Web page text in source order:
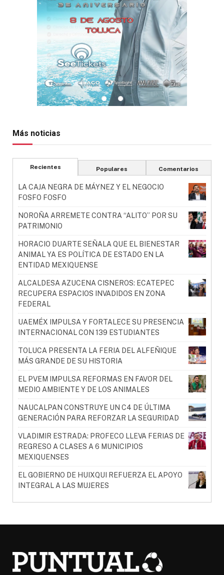
Más noticias
Recientes Populares Comentarios
LA CAJA NEGRA DE MÁYNEZ Y EL NEGOCIO
FOSFO FOSFO
NOROÑA ARREMETE CONTRA “ALITO” POR SU
PATRIMONIO
HORACIO DUARTE SEÑALA QUE EL BIENESTAR
ANIMAL YA ES POLÍTICA DE ESTADO EN LA
ENTIDAD MEXIQUENSE
ALCALDESA AZUCENA CISNEROS: ECATEPEC
RECUPERA ESPACIOS INVADIDOS EN ZONA
FEDERAL
UAEMÉX IMPULSA Y FORTALECE SU PRESENCIA
INTERNACIONAL CON 139 ESTUDIANTES
TOLUCA PRESENTA LA FERIA DEL ALFEÑIQUE
MÁS GRANDE DE SU HISTORIA
EL PVEM IMPULSA REFORMAS EN FAVOR DEL
MEDIO AMBIENTE Y DE LOS ANIMALES
NAUCALPAN CONSTRUYE UN C4 DE ÚLTIMA
GENERACIÓN PARA REFORZAR LA SEGURIDAD
VLADIMIR ESTRADA: PROFECO LLEVA FERIAS DE
REGRESO A CLASES A 6 MUNICIPIOS
MEXIQUENSES
EL GOBIERNO DE HUIXQUI REFUERZA EL APOYO
INTEGRAL A LAS MUJERES